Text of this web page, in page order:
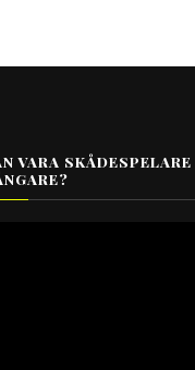
VARA SKÅDESPELARE